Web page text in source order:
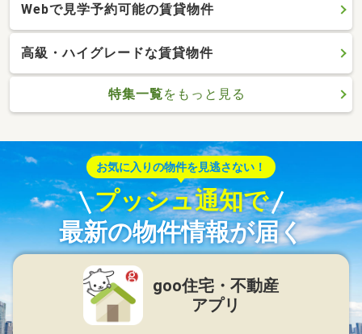
Webで見学予約可能の賃貸物件
高級・ハイグレードな賃貸物件
特集一覧をもっと見る
お気に入りの物件を見逃さない！
プッシュ通知で
最新の物件情報が届く
goo住宅・不動産
アプリ